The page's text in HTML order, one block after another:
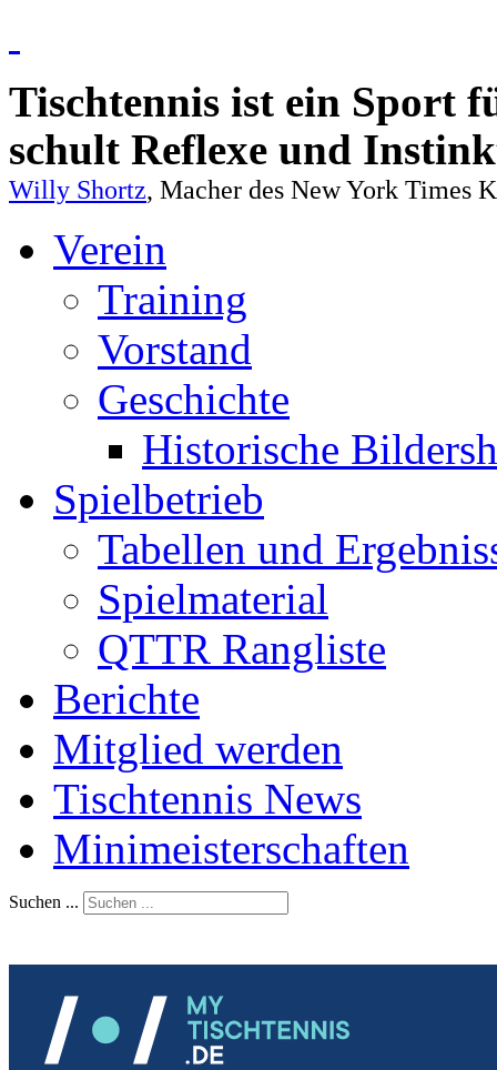
Tischtennis ist ein Sport
schult Reflexe und
Willy Shortz, Macher des New York Times
Verein
Training
Vorstand
Geschichte
Historische
Spielbetrieb
Tabellen und
Spielmaterial
QTTR Rangliste
Berichte
Mitglied werden
Tischtennis News
Minimeisterschaften
Suchen ...